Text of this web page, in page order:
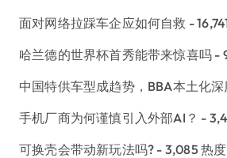
面对网络拉踩车企应如何自救 -
哈兰德的世界杯首秀能带来惊喜吗 -
中国特供车型成趋势，BBA本土化
手机厂商为何谨慎引入外部AI？ -
可换壳会带动新玩法吗? - 3,085 热度